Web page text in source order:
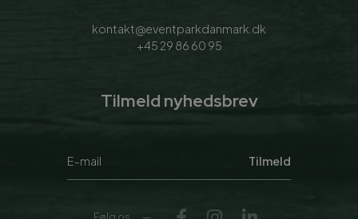
kontakt@eventparkdanmark.dk
+45 29 86 60 95
Tilmeld nyhedsbrev
Tilmeld
Følg os